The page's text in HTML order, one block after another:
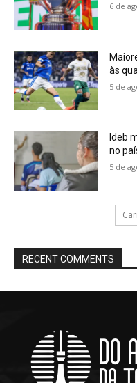
6 de
às
5 de
Ideb
no
5 de
RECENT COMMENTS